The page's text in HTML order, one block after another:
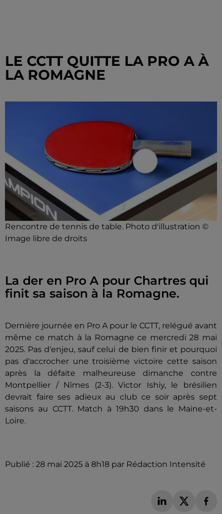
LE CCTT QUITTE LA PRO A À
LA ROMAGNE
Rencontre de tennis de table. Photo d'illustration ©
Image libre de droits
La der en Pro A pour Chartres qui
finit sa saison à la Romagne.
Dernière journée en Pro A pour le CCTT, relégué avant
même ce match à la Romagne ce mercredi 28 mai
2025. Pas d'enjeu, sauf celui de bien finir et pourquoi
pas d'accrocher une troisième victoire cette saison
après la défaite malheureuse dimanche contre
Montpellier / Nîmes (2-3). Victor Ishiy, le brésilien
devrait faire ses adieux au club ce soir après sept
saisons au CCTT. Match à 19h30 dans le Maine-et-
Loire.
Publié : 28 mai 2025 à 8h18 par Rédaction Intensité